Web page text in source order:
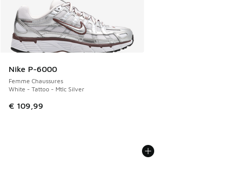
Nike P-6000
Femme Chaussures
White - Tattoo - Mtlc Silver
€ 109,99